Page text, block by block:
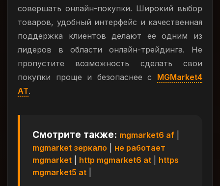
совершать онлайн-покупки. Широкий выбор
товаров, удобный интерфейс и качественная
поддержка клиентов делают ее одним из
лидеров в области онлайн-трейдинга. Не
пропустите возможность сделать свои
покупки проще и безопаснее с MGMarket4
AT.
Смотрите также: mgmarket6 af
mgmarket зеркало
не работает
mgmarket
http mgmarket6 at
https
mgmarket5 at